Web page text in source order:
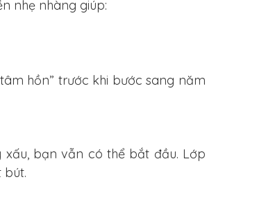
nhẹ nhàng giúp:
hồn” trước khi bước sang năm
xấu, bạn vẫn có thể bắt đầu. Lớp
bút.